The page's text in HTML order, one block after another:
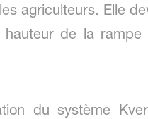
agriculteurs. Elle
de la
du système